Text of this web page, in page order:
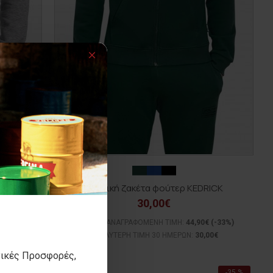
Προσφορές,
Ανδρική ζακέτα φούτερ KEDRICK
30,00€
ΑΡΧΙΚΗ ΑΝΑΓΡΑΦΟΜΕΝΗ ΤΙΜΗ: 44,90€ (-33%)
ΚΑΛΥΤΕΡΗ ΤΙΜΗ 30 ΗΜΕΡΩΝ:
30,00€